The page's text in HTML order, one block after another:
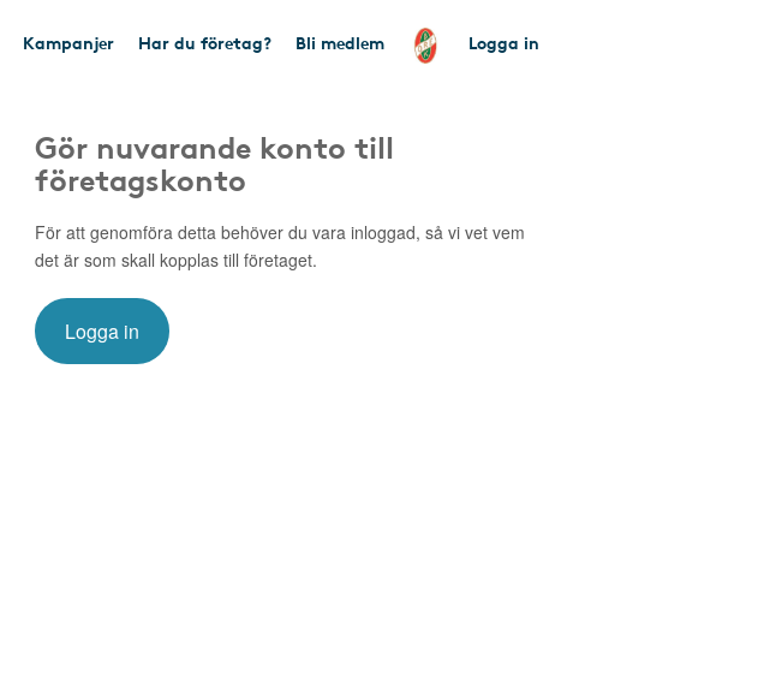
Kampanjer Har du företag? Bli medlem Logga in
Gör nuvarande konto till
företagskonto
För att genomföra detta behöver du vara inloggad, så vi vet vem
det är som skall kopplas till företaget.
Logga in